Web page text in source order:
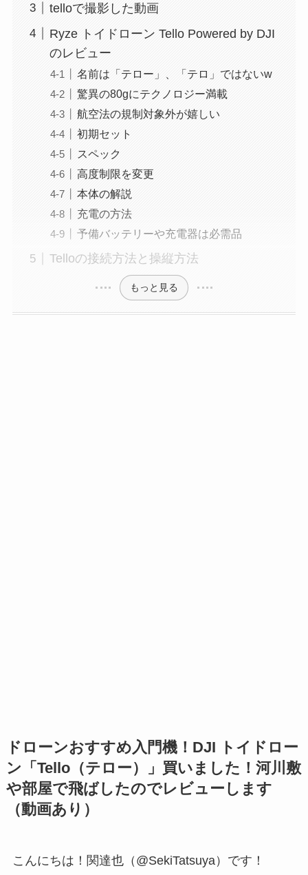
telloで撮影した動画
Ryze トイドローン Tello Powered by DJI
のレビュー
名前は「テロー」、「テロ」ではないw
驚異の80gにテクノロジー満載
航空法の規制対象外が嬉しい
初期セット
スペック
高度制限を変更
本体の解説
充電の方法
予備バッテリーや充電器は必需品
Telloの接続方法と操縦方法
もっと見る
ドローンおすすめ入門機！DJI トイドロー
ン「Tello（テロー）」買いました！河川敷
や部屋で飛ばしたのでレビューします
（動画あり）
こんにちは！関達也（@SekiTatsuya）です！